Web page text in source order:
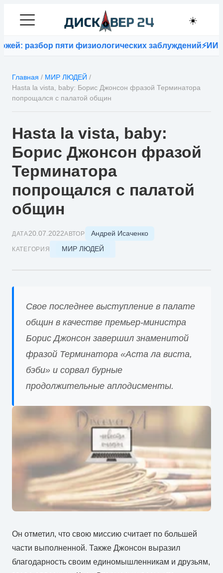
☀️
пяти физиологических заблуждений⚡ИИ Google
Главная / МИР ЛЮДЕЙ /
Hasta la vista, baby: Борис Джонсон фразой Терминатора
попрощался с палатой общин
Hasta la vista, baby:
Борис Джонсон фразой
Терминатора
попрощался с палатой
общин
ДАТА20.07.2022АВТОР Андрей Исаченко
КАТЕГОРИЯ МИР ЛЮДЕЙ
Свое последнее выступление в палате
общин в качестве премьер-министра
Борис Джонсон завершил знаменитой
фразой Терминатора «Аста ла виста,
бэби» и сорвал бурные
продолжительные аплодисменты.
Он отметил, что свою миссию считает по большей
части выполненной. Также Джонсон выразил
благодарность своим единомышленникам и друзьям,